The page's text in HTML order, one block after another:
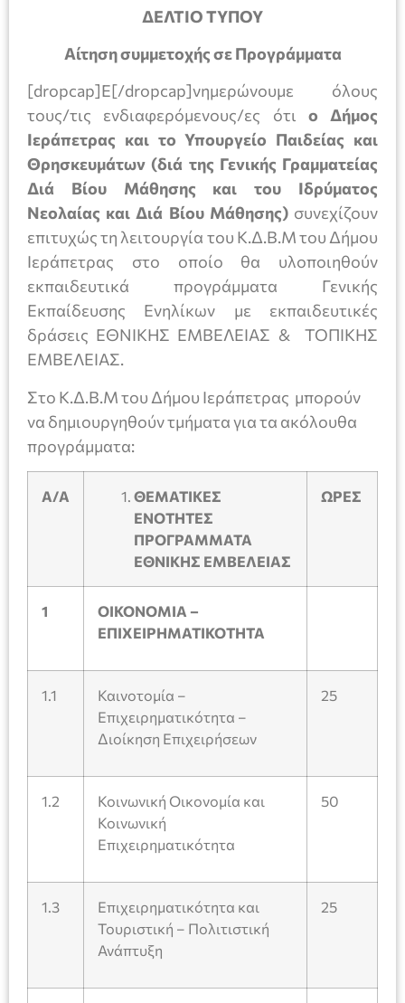
ΔΕΛΤΙΟ ΤΥΠΟΥ
Αίτηση συμμετοχής σε Προγράμματα
[dropcap]Ε[/dropcap]νημερώνουμε όλους
τους/τις ενδιαφερόμενους/ες ότι ο Δήμος
Ιεράπετρας και το Υπουργείο Παιδείας και
Θρησκευμάτων (διά της Γενικής Γραμματείας
Διά Βίου Μάθησης και του Ιδρύματος
Νεολαίας και Διά Βίου Μάθησης) συνεχίζουν
επιτυχώς τη λειτουργία του Κ.Δ.Β.Μ του Δήμου
Ιεράπετρας στο οποίο θα υλοποιηθούν
εκπαιδευτικά προγράμματα Γενικής
Εκπαίδευσης Ενηλίκων με εκπαιδευτικές
δράσεις ΕΘΝΙΚΗΣ ΕΜΒΕΛΕΙΑΣ & ΤΟΠΙΚΗΣ
ΕΜΒΕΛΕΙΑΣ.
Στο Κ.Δ.Β.Μ του Δήμου Ιεράπετρας μπορούν
να δημιουργηθούν τμήματα για τα ακόλουθα
προγράμματα:
Α/Α
ΘΕΜΑΤΙΚΕΣ
ΕΝΟΤΗΤΕΣ
ΠΡΟΓΡΑΜΜΑΤΑ
ΕΘΝΙΚΗΣ ΕΜΒΕΛΕΙΑΣ
ΩΡΕΣ
1
ΟΙΚΟΝΟΜΙA –
EΠΙΧΕΙΡΗΜΑΤΙΚΟΤΗΤΑ
1.1
Καινοτομία –
Επιχειρηματικότητα –
Διοίκηση Επιχειρήσεων
25
1.2
Κοινωνική Οικονομία και
Κοινωνική
Επιχειρηματικότητα
50
1.3
Επιχειρηματικότητα και
Τουριστική – Πολιτιστική
Ανάπτυξη
25